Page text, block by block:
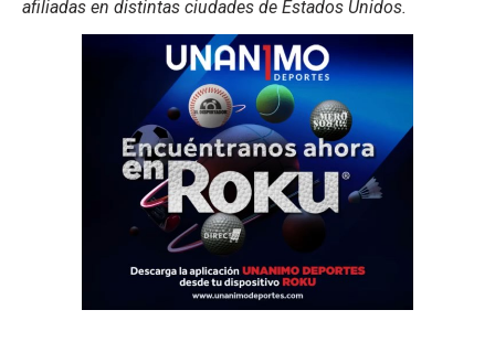
afiliadas en distintas ciudades de Estados Unidos.